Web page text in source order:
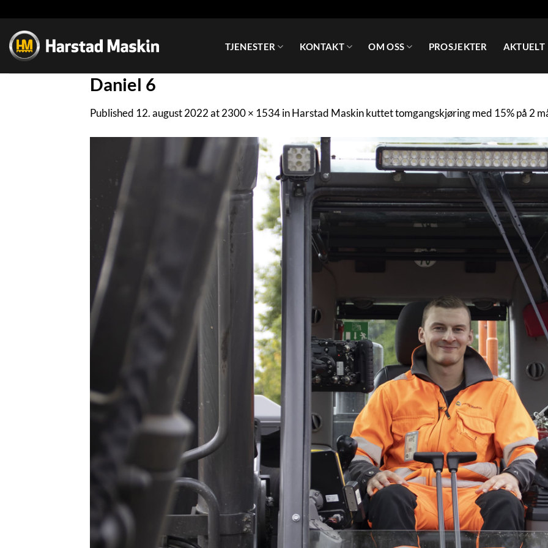
content
TJENESTER KONTAKT OM OSS PROSJEKTER AKTUELT
Daniel 6
Published 12. august 2022at2300 × 1534inHarstad Maskin kuttet tomgangskjøring med 15% på 2